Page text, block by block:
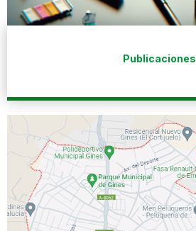
Publicaciones